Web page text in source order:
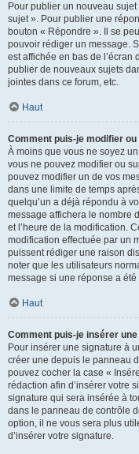
Pour publier un nouveau
sujet ». Pour publier une
bouton « Répondre ». Il se
pouvoir rédiger un message.
est affichée en bas de l’écran
publier de nouveaux sujets
jointes dans ce forum, etc.
Haut
Comment puis-je modifier
À moins que vous ne soyez
vous ne pouvez modifier ou
pouvez modifier un de vos
dans une limite de temps
quelqu’un a déjà répondu à
message affichera le nombre
et l’heure de la modification.
modification effectuée par un
puissent rédiger une raison
noter que les utilisateurs
message si une réponse a
Haut
Comment puis-je insérer
Pour insérer une signature à
créer une depuis le panneau
pouvez cocher la case «
rédaction afin d’insérer votre
signature qui sera insérée à
dans le panneau de contrôle
option, il ne vous sera plus
d’insérer votre signature.